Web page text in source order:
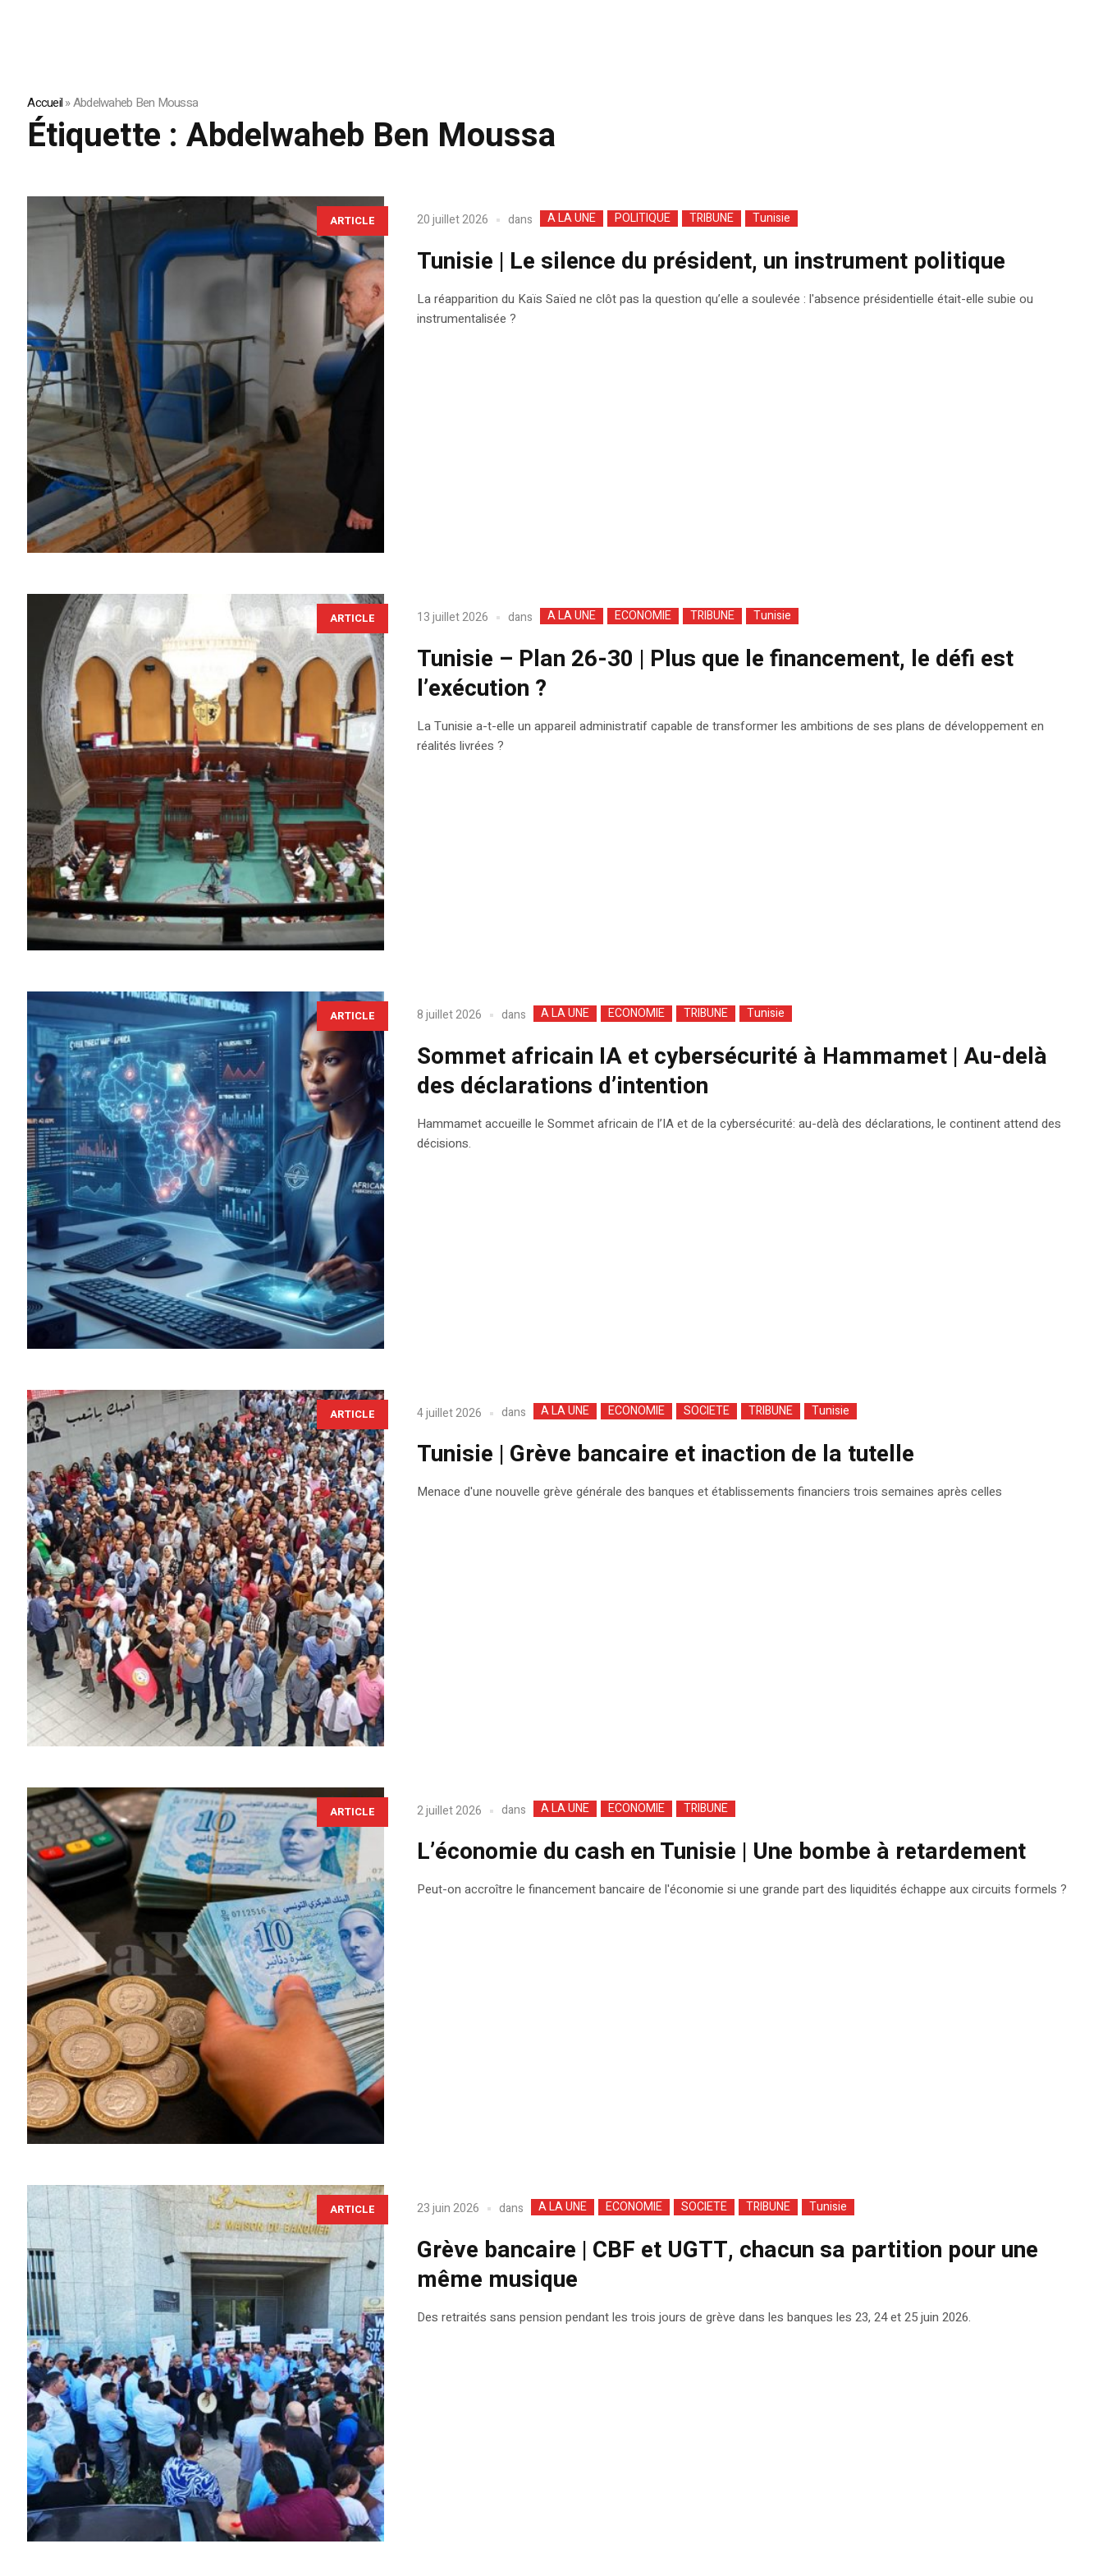
Accueil»Abdelwaheb Ben Moussa
Étiquette :Abdelwaheb Ben Moussa
ARTICLE 20 juillet 2026 dans A LA UNE POLITIQUE TRIBUNE Tunisie
Tunisie | Le silence du président, un instrument politique
La réapparition du Kaïs Saïed ne clôt pas la question qu’elle a soulevée : l'absence présidentielle était-elle subie ou
instrumentalisée ?
ARTICLE 13 juillet 2026 dans A LA UNE ECONOMIE TRIBUNE Tunisie
Tunisie – Plan 26-30 | Plus que le financement, le défi est
l’exécution ?
La Tunisie a-t-elle un appareil administratif capable de transformer les ambitions de ses plans de développement en
réalités livrées ?
ARTICLE 8 juillet 2026 dans A LA UNE ECONOMIE TRIBUNE Tunisie
Sommet africain IA et cybersécurité à Hammamet | Au-delà
des déclarations d’intention
Hammamet accueille le Sommet africain de l’IA et de la cybersécurité: au-delà des déclarations, le continent attend des
décisions.
ARTICLE 4 juillet 2026 dans A LA UNE ECONOMIE SOCIETE TRIBUNE Tunisie
Tunisie | Grève bancaire et inaction de la tutelle
Menace d'une nouvelle grève générale des banques et établissements financiers trois semaines après celles
ARTICLE 2 juillet 2026 dans A LA UNE ECONOMIE TRIBUNE
L’économie du cash en Tunisie | Une bombe à retardement
Peut-on accroître le financement bancaire de l'économie si une grande part des liquidités échappe aux circuits formels ?
ARTICLE 23 juin 2026 dans A LA UNE ECONOMIE SOCIETE TRIBUNE Tunisie
Grève bancaire | CBF et UGTT, chacun sa partition pour une
même musique
Des retraités sans pension pendant les trois jours de grève dans les banques les 23, 24 et 25 juin 2026.